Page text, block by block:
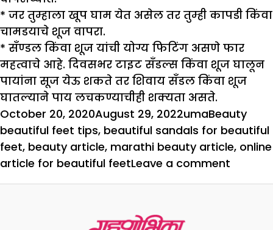
* जर तुम्हाला खूप घाम येत असेल तर तुम्ही कापडी किंवा
चामडयाचे शूज वापरा.
* सँण्डल किंवा शूज यांची योग्य फिटिंग असणे फार
महत्वाचे आहे. दिवसभर टाइट सँडल्स किंवा शूज घालून
पायांना सूज येऊ शकते तर शिवाय सँडल किंवा शूज
घातल्याने पाय लचकण्याचीही शक्यता असते.
Posted
on
October 20, 2020August 29, 2022Author
umaCategories
BeautyTags
beautiful feet tips, beautiful sandals for beautiful
feet, beauty article, marathi beauty article, online
article for beautiful feetLeave a comment